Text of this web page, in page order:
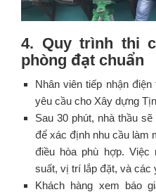
4. Quy trình thi
phòng đạt chuẩn
Nhân viên tiếp nhận
yêu cầu cho Xây dựng
Sau 30 phút, nhà thầu
để xác định nhu cầu làm
điều hòa phù hợp. Việc
suất, vị trí lắp đặt, và các
Khách hàng xem báo